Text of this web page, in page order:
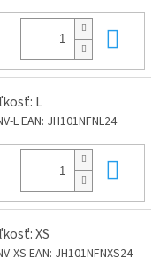
L
LEAN: JH101NFNL24
XS
XSEAN: JH101NFNXS24